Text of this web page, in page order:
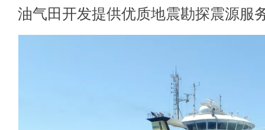
油气田开发提供优质地震勘探震源服